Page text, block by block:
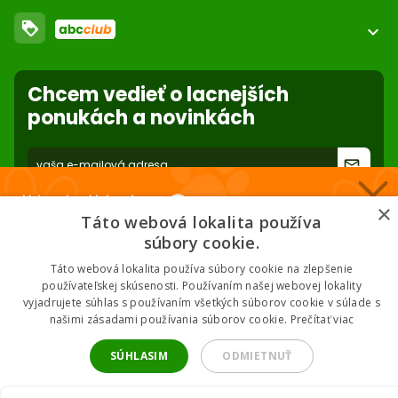
O nás
Nastavenia súborov cookie
Obchodné podmienky
Dodacie podmienky
Reklamácie
Ochrana osobných údajov
loyalty expand_more
Použite body a nakupujte lacnejšie!
Viac info
Chcem vedieť o lacnejších
ponukách a novinkách
forward_to_inbox
* Zadaním e-mailu súhlasíte so spracovaním osobných údajov na účely
2026 © ABC-ZOO • Všetky práva vyhradené
Nakupuj za klubové ceny 🏆
Nižšie ceny na vybrané produkty. 2 % cashback. Členstvo zadarmo.
Chcem klubové ceny
* Odoslaním súhlasíš so zásadami spracovania údajov.
×
Táto webová lokalita používa
súbory cookie.
Táto webová lokalita používa súbory cookie na zlepšenie
používateľskej skúsenosti. Používaním našej webovej lokality
vyjadrujete súhlas s používaním všetkých súborov cookie v súlade s
našimi zásadami používania súborov cookie. Prečítať viac
SÚHLASIM ODMIETNUŤ